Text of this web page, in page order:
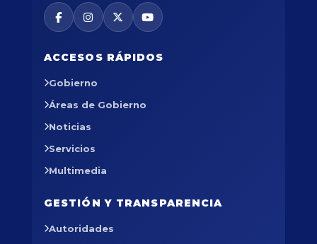
ACCESOS RÁPIDOS
Gobierno
Áreas de Gobierno
Noticias
Servicios
Multimedia
GESTIÓN Y TRANSPARENCIA
Autoridades